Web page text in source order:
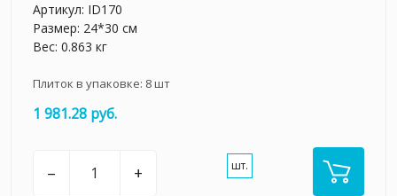
Артикул: ID170
Размер: 24*30 см
Вес: 0.863 кг
Плиток в упаковке: 8шт
1 981.28 руб.
– + шт.